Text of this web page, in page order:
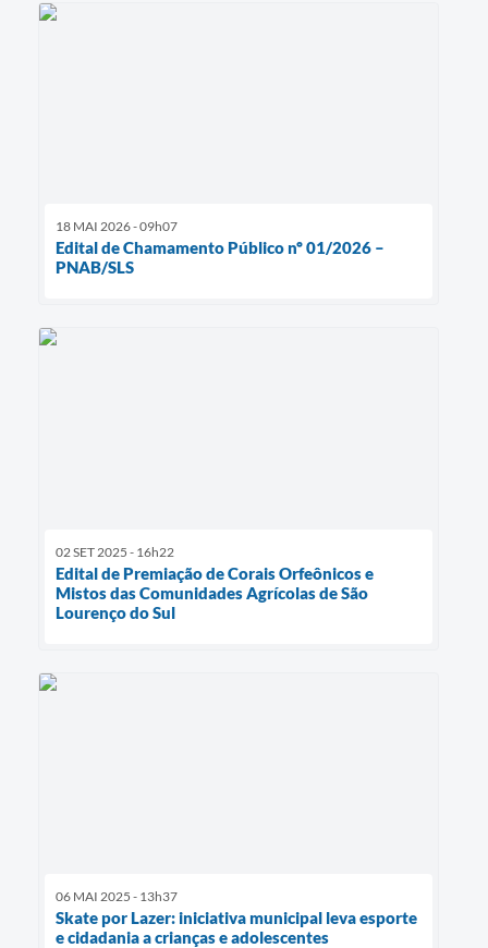
18 MAI 2026 - 09h07
Edital de Chamamento Público nº 01/2026 –
PNAB/SLS
02 SET 2025 - 16h22
Edital de Premiação de Corais Orfeônicos e
Mistos das Comunidades Agrícolas de São
Lourenço do Sul
06 MAI 2025 - 13h37
Skate por Lazer: iniciativa municipal leva esporte
e cidadania a crianças e adolescentes